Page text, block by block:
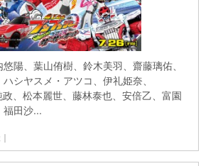
悠陽、葉山侑樹、鈴木美羽、齋藤璃佑、
シヤスメ・アツコ、伊礼姫奈、
、松本麗世、藤林泰也、安倍乙、富園
福田沙...